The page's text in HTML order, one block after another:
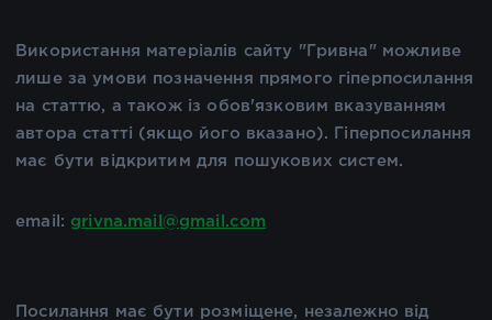
Використання матеріалів сайту "Гривна" можливе
лише за умови позначення прямого гіперпосилання
на статтю, а також із обов'язковим вказуванням
автора статті (якщо його вказано). Гіперпосилання
має бути відкритим для пошукових систем.
email: grivna.mail@gmail.com
Посилання має бути розміщене, незалежно від